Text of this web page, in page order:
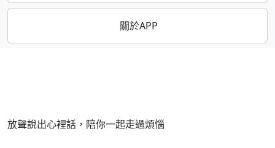
關於APP
放聲說出心裡話，陪你一起走過煩惱